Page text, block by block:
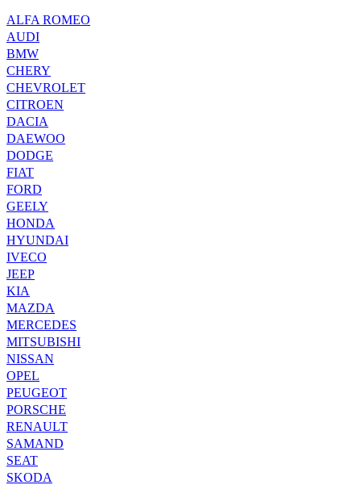
ALFA ROMEO
AUDI
BMW
CHERY
CHEVROLET
CITROEN
DACIA
DAEWOO
DODGE
FIAT
FORD
GEELY
HONDA
HYUNDAI
IVECO
JEEP
KIA
MAZDA
MERCEDES
MITSUBISHI
NISSAN
OPEL
PEUGEOT
PORSCHE
RENAULT
SAMAND
SEAT
SKODA